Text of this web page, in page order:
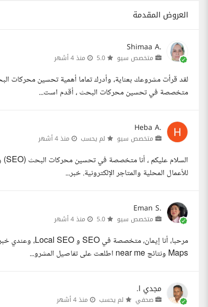
العروض المقدمة
Shimaa A.
متخصص سيو منذ 4 أشهر
متخصصة في تحسين محركات البحث ، أقدم است...
Heba A.
متخصص سيو لم يحسب منذ 4 أشهر
للأعمال المحلية والمتاجر الإلكترونية. خبر...
Eman S.
متخصص سيو منذ 4 أشهر
Maps ونتائج near me اطلعت على تفاصيل المشرو...
مجدي ا.
صحفي لم يحسب منذ 4 أشهر